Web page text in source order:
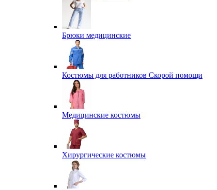
Брюки медицинские
Костюмы для работников Скорой помощи
Медицинские костюмы
Хирургические костюмы